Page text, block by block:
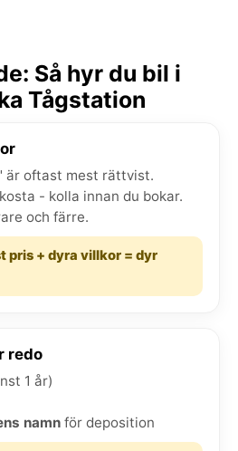
Så hyr du bil i
Tågstation
är oftast mest rättvist.
- kolla innan du bokar.
och färre.
pris + dyra villkor = dyr
redo
1 år)
namn för deposition